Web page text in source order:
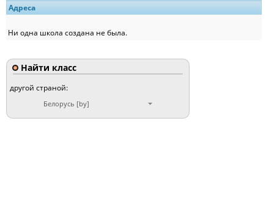
Адреса
Ни одна школа создана не была.
Найти класс
другой страной:
Белорусь [by]